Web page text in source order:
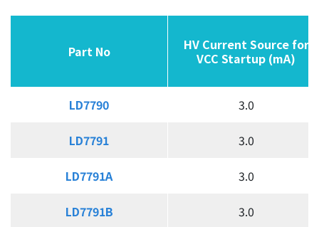
同步整流控制器
质量政策
投资人关系
Part No
HV Current Source for
VCC Startup (mA)
LD7790 3.0
LD7791 3.0
LD7791A 3.0
LD7791B 3.0
Part No
LD7790
LD7791
LD7791A
LD7791B
Part No
Part No
HV Current Source for
VCC Startup (mA)